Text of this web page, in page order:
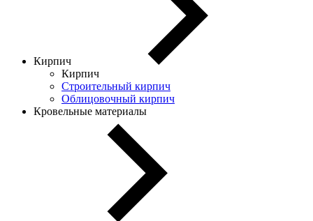
Кирпич
Кирпич
Строительный кирпич
Облицовочный кирпич
Кровельные материалы